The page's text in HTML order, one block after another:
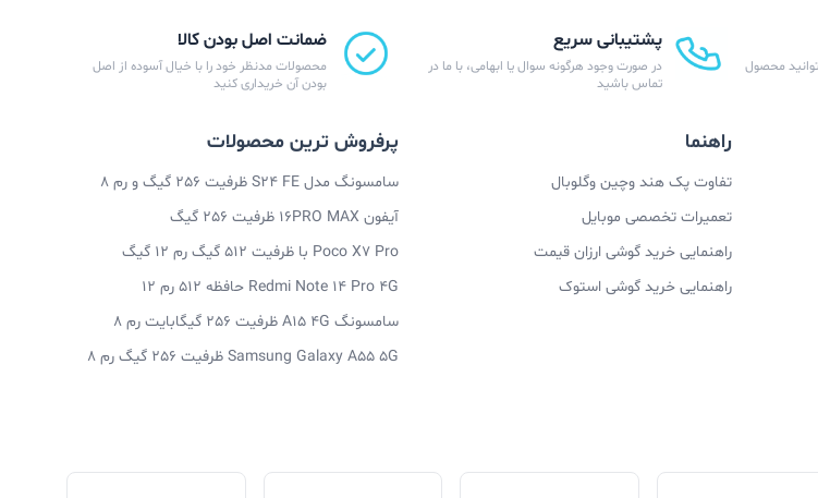
محصول
پشتیبانی سریع
در صورت وجود هرگونه سوال یا ابهامی، با ما در
تماس باشید
ضمانت اصل بودن کالا
محصولات مدنظر خود را با خیال آسوده از اصل
بودن آن خریداری کنید
راهنما
تفاوت پک هند وچین وگلوبال
تعمیرات تخصصی موبایل
راهنمایی خرید گوشی ارزان قیمت
راهنمایی خرید گوشی استوک
پرفروش ترین محصولات
سامسونگ مدل S24 FE ظرفیت 256 گیگ و رم 8
آیفون 16PRO MAX ظرفیت 256 گیگ
Poco X7 Pro با ظرفیت 512 گیگ رم 12 گیگ
Redmi Note 14 Pro 4G حافظه 512 رم 12
سامسونگ A15 4G ظرفیت 256 گیگابایت رم 8
Samsung Galaxy A55 5G ظرفیت 256 گیگ رم 8